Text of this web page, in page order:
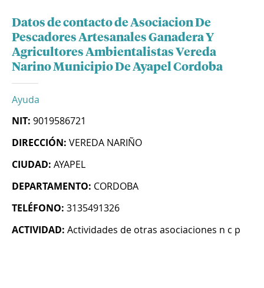
Datos de contacto de Asociacion De
Pescadores Artesanales Ganadera Y
Agricultores Ambientalistas Vereda
Narino Municipio De Ayapel Cordoba
Ayuda
NIT: 9019586721
DIRECCIÓN: VEREDA NARIÑO
CIUDAD: AYAPEL
DEPARTAMENTO: CORDOBA
TELÉFONO: 3135491326
ACTIVIDAD: Actividades de otras asociaciones n c p